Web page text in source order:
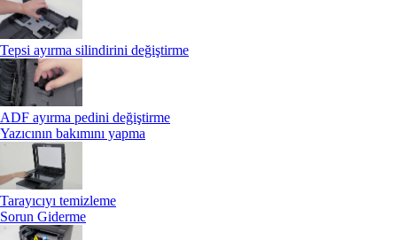
Tepsi ayırma silindirini değiştirme
ADF ayırma pedini değiştirme
Yazıcının bakımını yapma
Tarayıcıyı temizleme
Sorun Giderme